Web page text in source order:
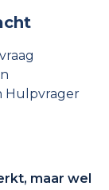
Hulpvrager
maar wel